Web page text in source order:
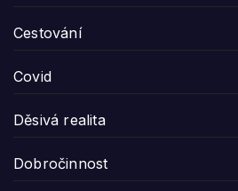
Cestování
Covid
Děsivá realita
Dobročinnost